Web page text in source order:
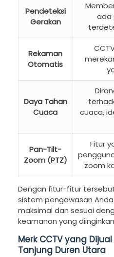
Pendeteksi
Gerakan
ada
Rekaman
Otomatis
Daya Tahan
Cuaca
cuaca,
Pan-Tilt-
Zoom (PTZ)
Fitur
zoom
Dengan fitur-fitur
sistem pengawasan
maksimal dan sesuai
keamanan yang
Merk CCTV yang
Tanjung Duren Utara